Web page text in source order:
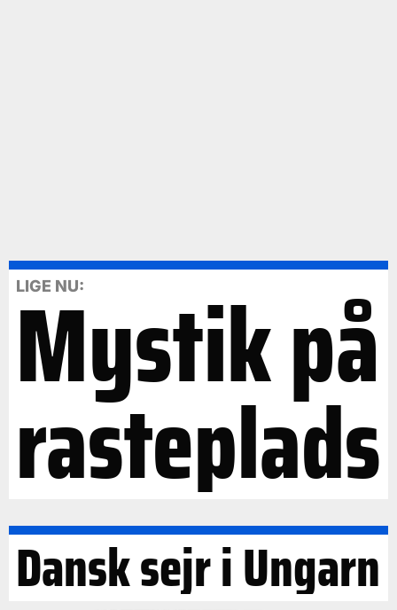
LIGE NU:
Mystik på
rasteplads
Dansk sejr i Ungarn